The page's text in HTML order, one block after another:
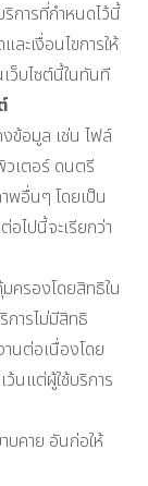
การที่กำหนดไว้นี้
ะเงื่อนไขการให้
ว็บไซต์นี้ในทันที
ข้อมูล เช่น ไฟล์
เตอร์ ดนตรี
พอื่นๆ โดยเป็น
ไปนี้จะเรียกว่า
ครองโดยสิทธิใน
ารไม่มีสิทธิ
นต่อเนื่องโดย
นแต่ผู้ใช้บริการ
บคาย อันก่อให้